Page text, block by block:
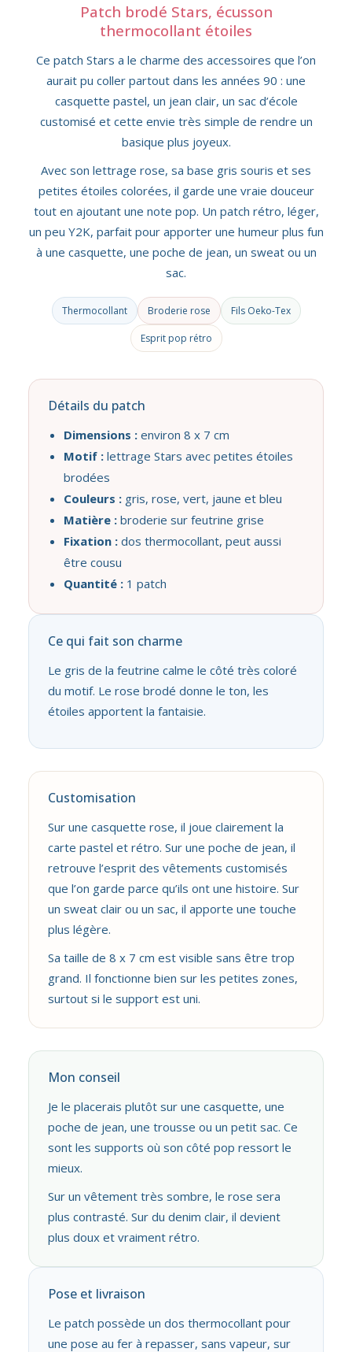
Patch brodé Stars, écusson
thermocollant étoiles
Ce patch Stars a le charme des accessoires que l’on
aurait pu coller partout dans les années 90 : une
casquette pastel, un jean clair, un sac d’école
customisé et cette envie très simple de rendre un
basique plus joyeux.
Avec son lettrage rose, sa base gris souris et ses
petites étoiles colorées, il garde une vraie douceur
tout en ajoutant une note pop. Un patch rétro, léger,
un peu Y2K, parfait pour apporter une humeur plus fun
à une casquette, une poche de jean, un sweat ou un
sac.
Thermocollant Broderie rose Fils Oeko-Tex
Esprit pop rétro
Détails du patch
Dimensions : environ 8 x 7 cm
Motif : lettrage Stars avec petites étoiles
brodées
Couleurs : gris, rose, vert, jaune et bleu
Matière : broderie sur feutrine grise
Fixation : dos thermocollant, peut aussi
être cousu
Quantité : 1 patch
Ce qui fait son charme
Le gris de la feutrine calme le côté très coloré
du motif. Le rose brodé donne le ton, les
étoiles apportent la fantaisie.
Customisation
Sur une casquette rose, il joue clairement la
carte pastel et rétro. Sur une poche de jean, il
retrouve l’esprit des vêtements customisés
que l’on garde parce qu’ils ont une histoire. Sur
un sweat clair ou un sac, il apporte une touche
plus légère.
Sa taille de 8 x 7 cm est visible sans être trop
grand. Il fonctionne bien sur les petites zones,
surtout si le support est uni.
Mon conseil
Je le placerais plutôt sur une casquette, une
poche de jean, une trousse ou un petit sac. Ce
sont les supports où son côté pop ressort le
mieux.
Sur un vêtement très sombre, le rose sera
plus contrasté. Sur du denim clair, il devient
plus doux et vraiment rétro.
Pose et livraison
Le patch possède un dos thermocollant pour
une pose au fer à repasser, sans vapeur, sur